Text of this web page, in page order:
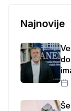
Najnovije